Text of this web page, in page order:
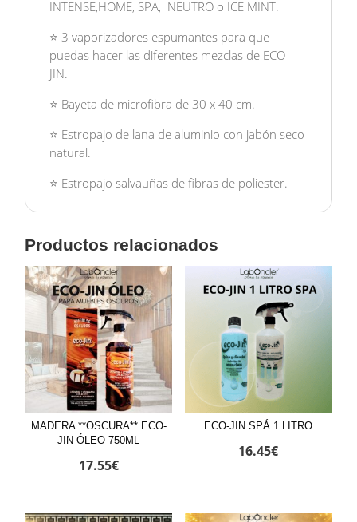
INTENSE,HOME, SPA, NEUTRO o ICE MINT.
⭐ 3 vaporizadores espumantes para que
puedas hacer las diferentes mezclas de ECO-
JIN.
⭐ Bayeta de microfibra de 30 x 40 cm.
⭐ Estropajo de lana de aluminio con jabón seco
natural.
⭐ Estropajo salvauñas de fibras de poliester.
Productos relacionados
MADERA **OSCURA** ECO-
JIN ÓLEO 750ML
17.55€
ECO-JIN SPÁ 1 LITRO
16.45€